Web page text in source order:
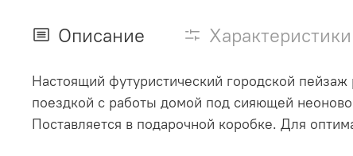
Описание Характеристики
Настоящий футуристический городской
поездкой с работы домой под сияющей
Поставляется в подарочной коробке. Для